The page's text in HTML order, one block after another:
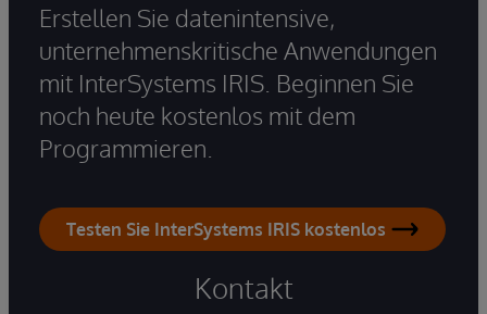
Erstellen Sie datenintensive,
unternehmenskritische Anwendungen
mit InterSystems IRIS. Beginnen Sie
noch heute kostenlos mit dem
Programmieren.
Testen Sie InterSystems IRIS kostenlos
Kontakt